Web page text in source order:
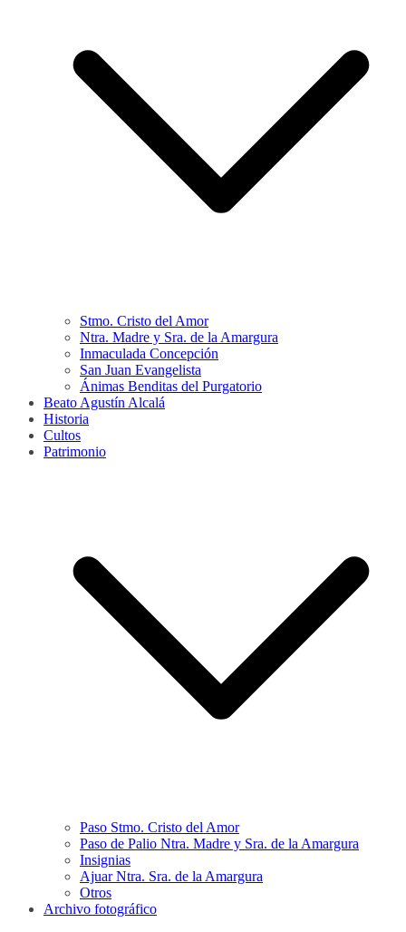
Stmo. Cristo del Amor
Ntra. Madre y Sra. de la Amargura
Inmaculada Concepción
San Juan Evangelista
Ánimas Benditas del Purgatorio
Beato Agustín Alcalá
Historia
Cultos
Patrimonio
Paso Stmo. Cristo del Amor
Paso de Palio Ntra. Madre y Sra. de la Amargura
Insignias
Ajuar Ntra. Sra. de la Amargura
Otros
Archivo fotográfico